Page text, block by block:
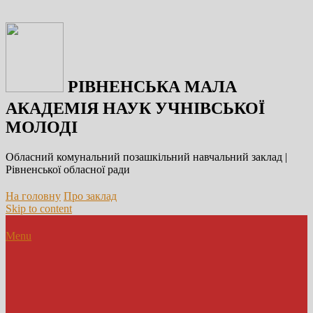
РІВНЕНСЬКА МАЛА
АКАДЕМІЯ НАУК УЧНІВСЬКОЇ
МОЛОДІ
Обласний комунальний позашкільний навчальний заклад |
Рівненської обласної ради
На головну Про заклад
Skip to content
Menu